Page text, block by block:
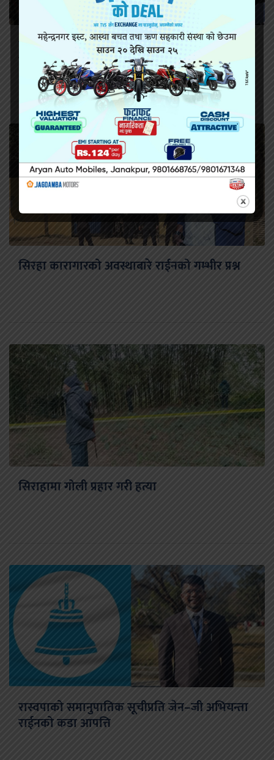
ईकरा इस्लामिक इङलिस स्कुलको आठौं वार्षिक
कार्यक्रम सम्पन्न
सिरहा कारागारको अवस्थाबारे राईनको गम्भीर प्रश्न
सिराहामा गोली प्रहार गरी हत्या
रास्वपाको समानुपातिक सूचीप्रति जेन–जी अभियन्ता
राईनको कडा आपत्ति